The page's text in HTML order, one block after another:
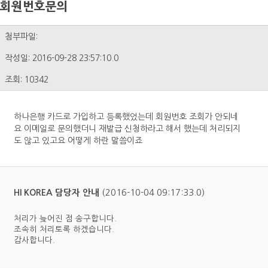
회원번호문의
첨부파일:
작성일: 2016-09-28 23:57:10.0
조회: 10342
하나은행 카드로 가입하고 등록했었는데 회원번호 조회가 안되네
요 이메일로 문의했더니 재발급 신청하라고 해서 했는데 처리되지
도 않고 있고요 어떻게 하란 말씀이죠
HI KOREA 담당자 안내 (2016-10-04 09:17:33.0)
처리가 늦어진 점 송구합니다.
조속히 처리토록 하겠습니다.
감사합니다.